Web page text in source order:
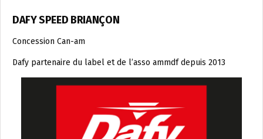
DAFY SPEED BRIANÇON
Concession Can-am
Dafy partenaire du label et de l’asso ammdf depuis 2013